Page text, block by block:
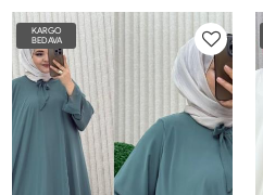
BDN-
38-
70
KARGO
BEDAVA